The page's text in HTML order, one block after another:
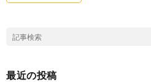
最近の投稿